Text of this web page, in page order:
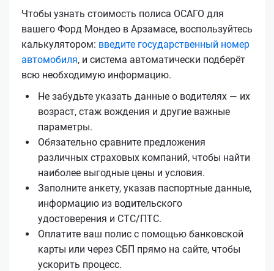
Чтобы узнать стоимость полиса ОСАГО для
вашего Форд Мондео в Арзамасе, воспользуйтесь
калькулятором: введите государственный номер
автомобиля, и система автоматически подберёт
всю необходимую информацию.
Не забудьте указать данные о водителях — их
возраст, стаж вождения и другие важные
параметры.
Обязательно сравните предложения
различных страховых компаний, чтобы найти
наиболее выгодные цены и условия.
Заполните анкету, указав паспортные данные,
информацию из водительского
удостоверения и СТС/ПТС.
Оплатите ваш полис с помощью банковской
карты или через СБП прямо на сайте, чтобы
ускорить процесс.